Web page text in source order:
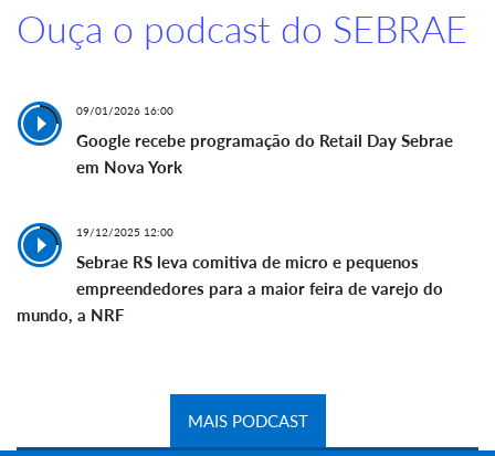
Ouça o podcast do SEBRAE
09/01/2026 16:00
Google recebe programação do Retail Day Sebrae
em Nova York
19/12/2025 12:00
Sebrae RS leva comitiva de micro e pequenos
empreendedores para a maior feira de varejo do
mundo, a NRF
MAIS PODCAST